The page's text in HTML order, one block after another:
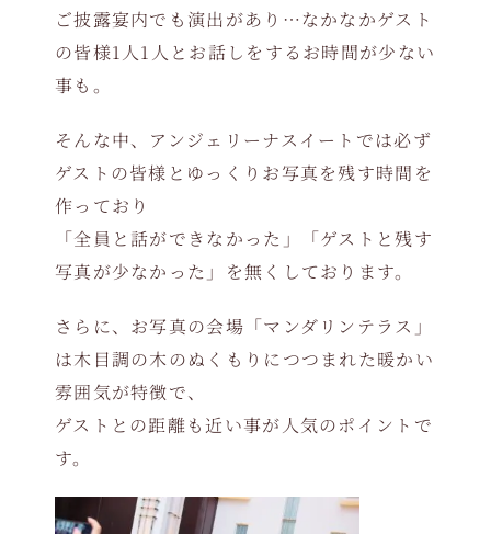
ご披露宴内でも演出があり…なかなかゲスト
の皆様1人1人とお話しをするお時間が少ない
事も。
そんな中、アンジェリーナスイートでは必ず
ゲストの皆様とゆっくりお写真を残す時間を
作っており
「全員と話ができなかった」「ゲストと残す
写真が少なかった」を無くしております。
さらに、お写真の会場「マンダリンテラス」
は木目調の木のぬくもりにつつまれた暖かい
雰囲気が特徴で、
ゲストとの距離も近い事が人気のポイントで
す。